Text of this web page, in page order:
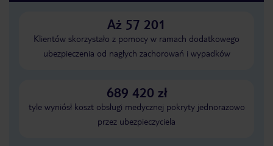
Aż 57 201
Klientów skorzystało z pomocy w ramach dodatkowego
ubezpieczenia od nagłych zachorowań i wypadków
689 420 zł
tyle wyniósł koszt obsługi medycznej pokryty jednorazowo
przez ubezpieczyciela